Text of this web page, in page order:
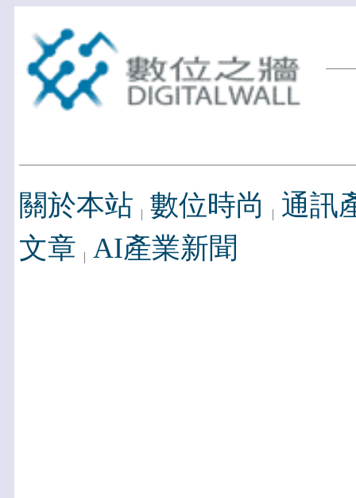
關於本站 數位時尚
通訊
文章 AI產業新聞